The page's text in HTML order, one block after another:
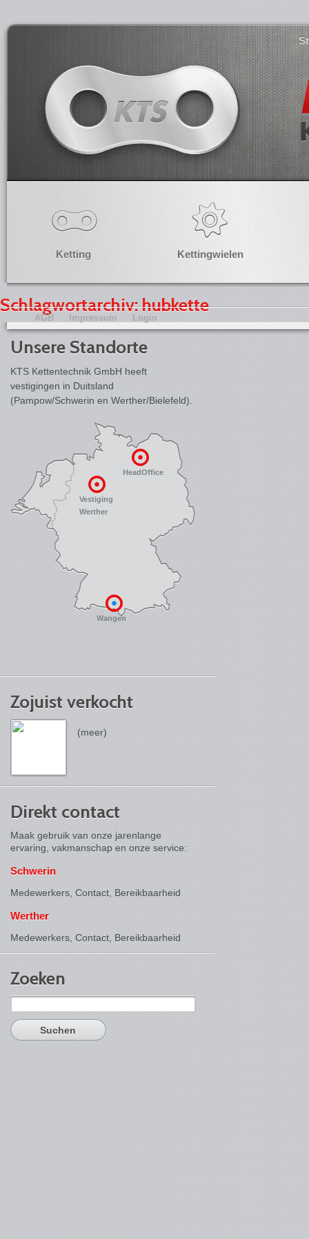
Ketting Kettingwielen
Schlagwortarchiv: hubkette
Unsere Standorte
KTS Kettentechnik GmbH heeft
vestigingen in Duitsland
(Pampow/Schwerin en Werther/Bielefeld).
HeadOffice
Vestiging
Werther
Wangen
Zojuist verkocht
(meer)
Direkt contact
Maak gebruik van onze jarenlange
ervaring, vakmanschap en onze service:
Schwerin
Medewerkers, Contact, Bereikbaarheid
Werther
Medewerkers, Contact, Bereikbaarheid
Zoeken
Suchen
nach:
AGB Impressum Login